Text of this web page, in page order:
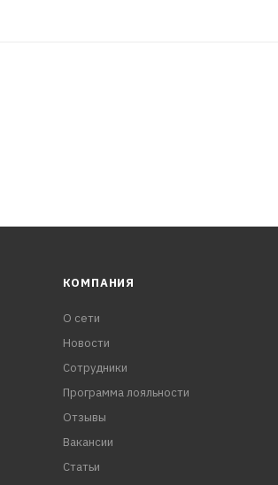
КОМПАНИЯ
О сети
Новости
Сотрудники
Программа лояльности
Отзывы
Вакансии
Статьи